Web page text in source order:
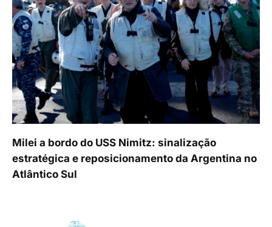
Milei a bordo do USS Nimitz: sinalização
estratégica e reposicionamento da Argentina no
Atlântico Sul